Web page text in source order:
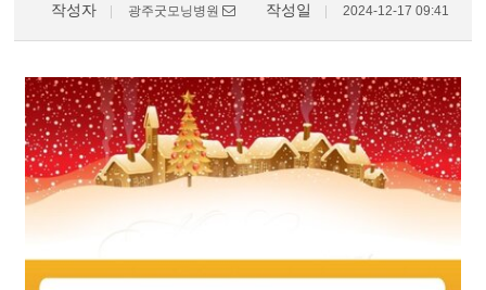
작성자 광주굿모닝병원 작성일 2024-12-17 09:41